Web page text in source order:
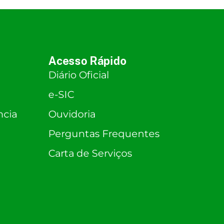
Acesso Rápido
Diário Oficial
e-SIC
Ouvidoria
Perguntas Frequentes
Carta de Serviços